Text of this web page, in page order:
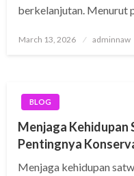
berkelanjutan. Menurut
Posted
March 13, 2026 adminnaw
BLOG
Menjaga
Pentingnya
Menjaga kehidupan